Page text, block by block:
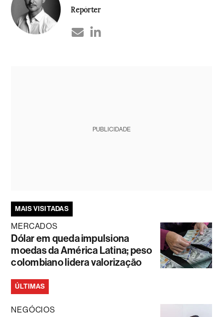
Repórter
PUBLICIDADE
MAIS VISITADAS
MERCADOS
Dólar em queda impulsiona
moedas da América Latina; peso
colombiano lidera valorização
ÚLTIMAS
NEGÓCIOS